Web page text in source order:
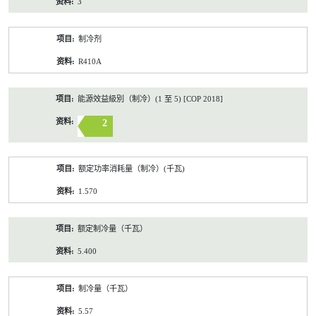
制冷剂
R410A
能源效益級別（制冷）(1 至 5) [COP 2018]
2
额定功率消耗量（制冷）(千瓦)
1.570
额定制冷量（千瓦）
5.400
制冷量（千瓦）
5.57